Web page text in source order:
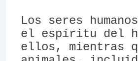
Los seres
el espíritu del
ellos, mientras